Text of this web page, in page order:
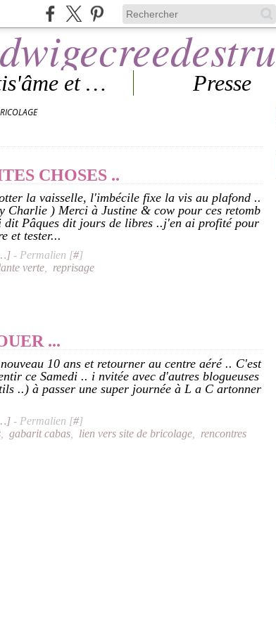
Artis'âme et Expos Presse
CHOSES ..
la vaisselle, l'imbécile fixe la vis au plafond ..
Charlie ) Merci à Justine & cow pour ces retomb
dit Pâques dit jours de libres ..j'en ai profité pour
et tester...
] - Permalien [#]
verte reprisage
...
10 ans et retourner au centre aéré .. C'est
ce Samedi .. i nvitée avec d'autres blogueuses
..) à passer une super journée à L a C artonner
] - Permalien [#]
gabarit cabas lien vers site de bricolage
rencontres